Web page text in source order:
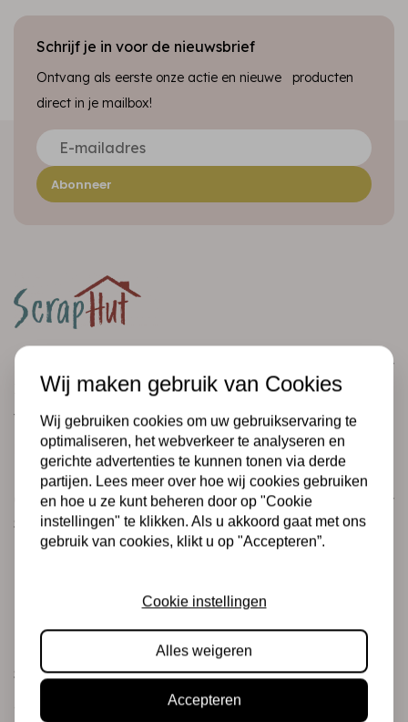
Schrijf je in voor de nieuwsbrief
Ontvang als eerste onze actie en nieuwe producten
direct in je mailbox!
Abonneer
Informatie
Verzending en retourneren
Betalingsmogelijkheden
Categorieën
Scrapbooking
Mixed Media
Stempels & Inkt
Wij maken gebruik van Cookies
Wij gebruiken cookies om uw gebruikservaring te
optimaliseren, het webverkeer te analyseren en
gerichte advertenties te kunnen tonen via derde
partijen. Lees meer over hoe wij cookies gebruiken
en hoe u ze kunt beheren door op "Cookie
instellingen" te klikken. Als u akkoord gaat met ons
gebruik van cookies, klikt u op "Accepteren”.
Cookie instellingen
Alles weigeren
Accepteren